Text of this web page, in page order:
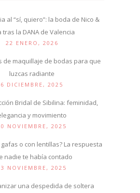
al “sí, quiero”: la boda de Nico &
tras la DANA de Valencia
22 ENERO, 2026
de maquillaje de bodas para que
luzcas radiante
6 DICIEMBRE, 2025
Bridal de Sibilina: feminidad,
y movimiento
NOVIEMBRE, 2025
o con lentillas? La respuesta
nadie te había contado
NOVIEMBRE, 2025
una despedida de soltera